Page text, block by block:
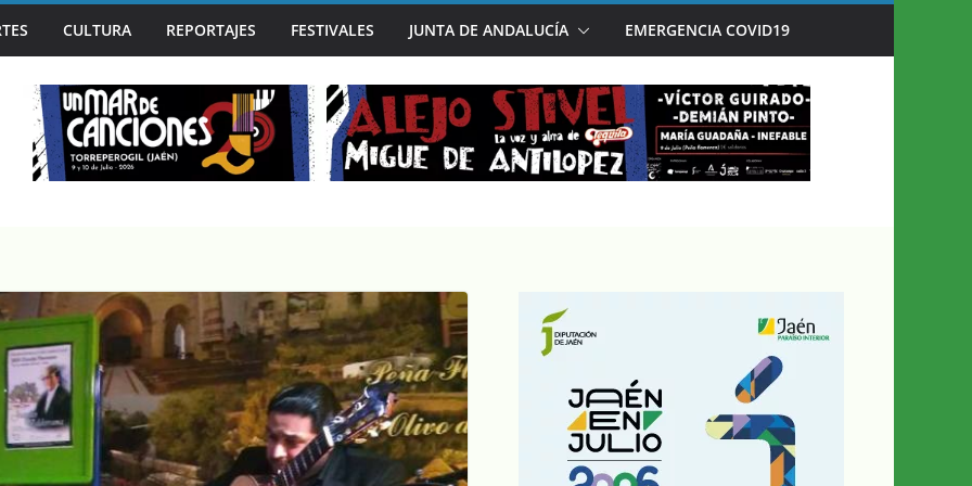
CAPITAL MUNDIAL DEL BLUES EN SU 30º ANIVERSARIO
CULTURA REPORTAJES FESTIVALES JUNTA DE ANDALUCÍA EMERGENCIA COVID19